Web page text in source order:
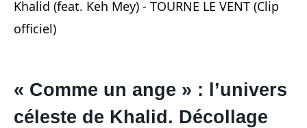
Khalid (feat. Keh Mey) - TOURNE LE VENT (Clip
officiel)
« Comme un ange » : l’univers
céleste de Khalid. Décollage